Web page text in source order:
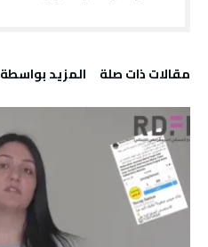
‫مقالات ذات صلة‬ ‫‫المزيد بواسطة‬ ‬ RDFL